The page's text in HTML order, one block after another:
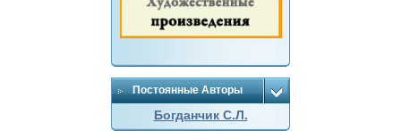
Постоянные Авторы
Богданчик С.Л.